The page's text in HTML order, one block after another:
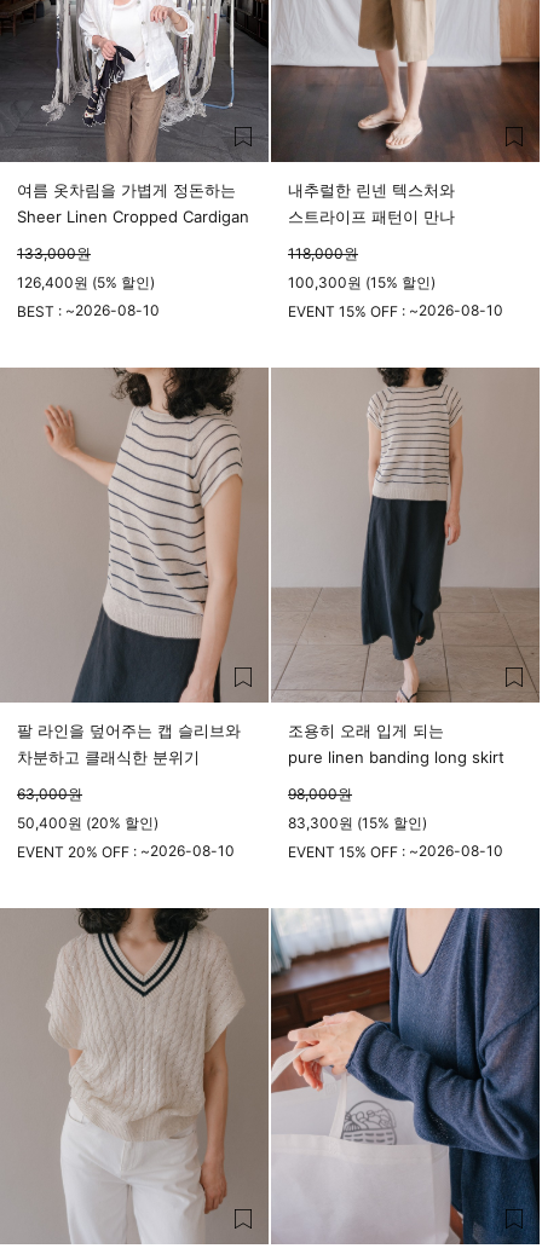
여름 옷차림을 가볍게 정돈하는
Sheer Linen Cropped Cardigan
133,000원
126,400원 (5% 할인)
BEST : ~2026-08-10
내추럴한 린넨 텍스처와
스트라이프 패턴이 만나
118,000원
100,300원 (15% 할인)
EVENT 15% OFF : ~2026-08-10
팔 라인을 덮어주는 캡 슬리브와
차분하고 클래식한 분위기
63,000원
50,400원 (20% 할인)
EVENT 20% OFF : ~2026-08-10
조용히 오래 입게 되는
pure linen banding long skirt
98,000원
83,300원 (15% 할인)
EVENT 15% OFF : ~2026-08-10